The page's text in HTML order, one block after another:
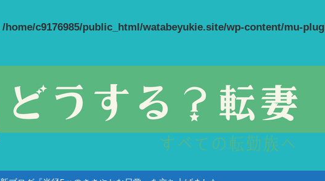
/home/c9176985/public_html/watabeyukie.site/wp-content/mu-